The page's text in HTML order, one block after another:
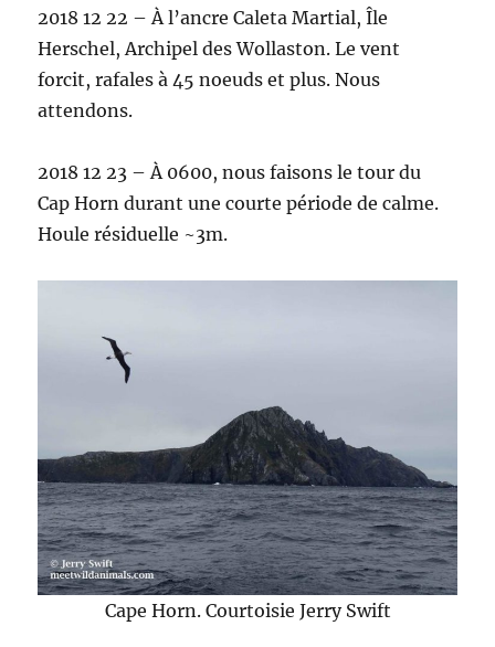
2018 12 22 – À l’ancre Caleta Martial, Île
Herschel, Archipel des Wollaston. Le vent
forcit, rafales à 45 noeuds et plus. Nous
attendons.
2018 12 23 – À 0600, nous faisons le tour du
Cap Horn durant une courte période de calme.
Houle résiduelle ~3m.
Cape Horn. Courtoisie Jerry Swift